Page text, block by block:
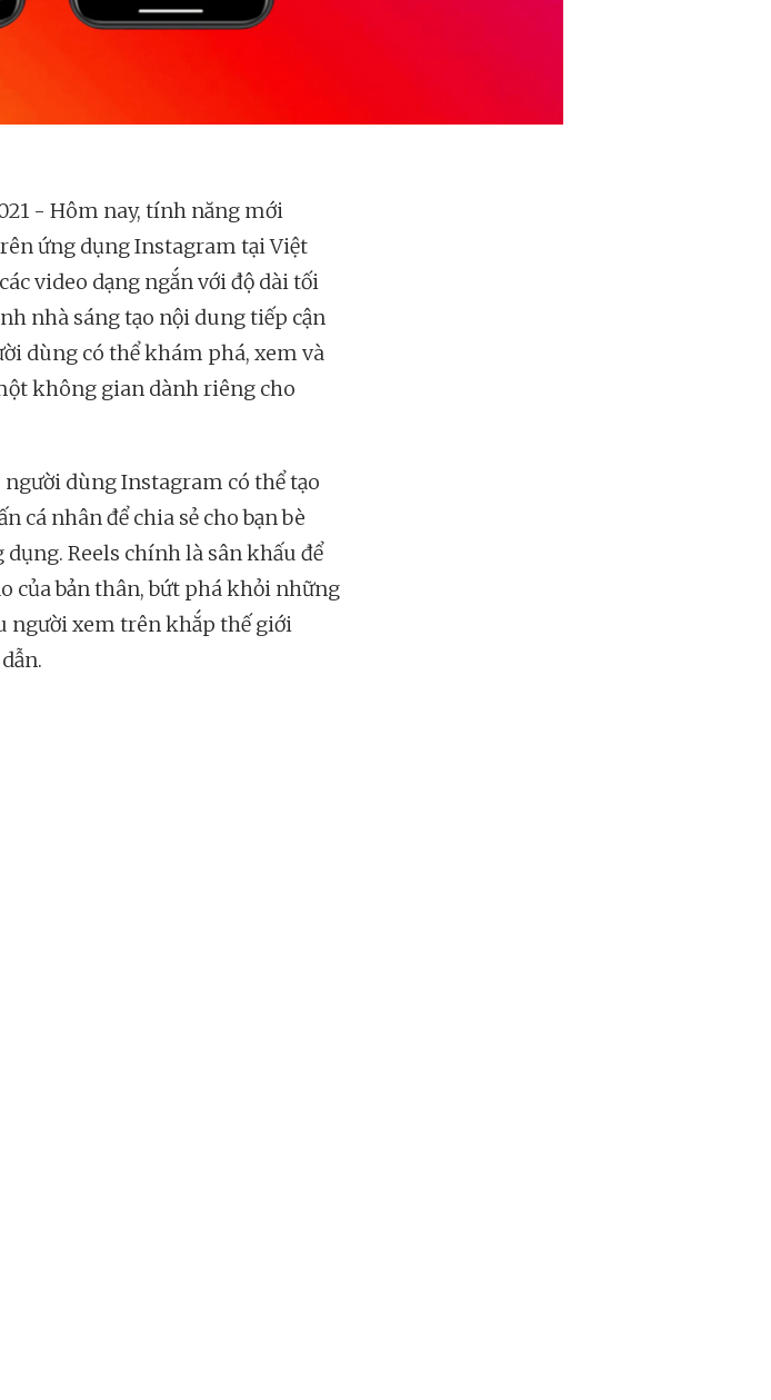
- Hôm nay, tính năng mới
ứng dụng Instagram tại Việt
video dạng ngắn với độ dài tối
nhà sáng tạo nội dung tiếp cận
dùng có thể khám phá, xem và
không gian dành riêng cho
dùng Instagram có thể tạo
cá nhân để chia sẻ cho bạn bè
Reels chính là sân khấu để
của bản thân, bứt phá khỏi những
người xem trên khắp thế giới